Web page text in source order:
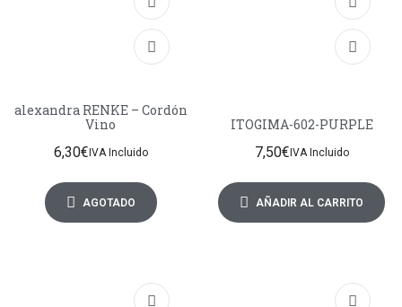
alexandra RENKE – Cordón
Vino
6,30€IVA Incluido
AGOTADO
ITOGIMA-602-PURPLE
7,50€IVA Incluido
AÑADIR AL CARRITO